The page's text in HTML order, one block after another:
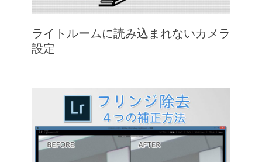
ライトルームに読み込まれないカメラ
設定